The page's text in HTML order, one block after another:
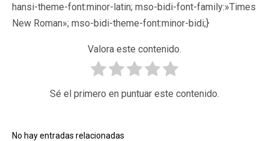
hansi-theme-font:minor-latin; mso-bidi-font-family:»Times
New Roman»; mso-bidi-theme-font:minor-bidi;}
Valora este contenido.
Sé el primero en puntuar este contenido.
No hay entradas relacionadas